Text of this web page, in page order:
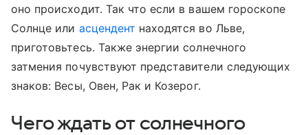
оно происходит. Так что если в вашем гороскопе
Солнце или асцендент находятся во Льве,
приготовьтесь. Также энергии солнечного
затмения почувствуют представители следующих
знаков: Весы, Овен, Рак и Козерог.
Чего ждать от солнечного